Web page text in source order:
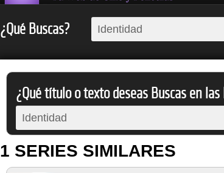
¿Qué Buscas?
¿Qué título o texto deseas Buscas en las
1 SERIES SIMILARES